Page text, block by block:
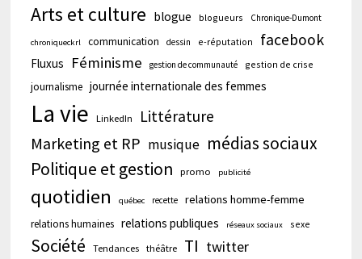
Arts et culture blogue blogueurs Chronique-Dumont
chroniqueckrl communication dessin e-réputation facebook
Fluxus Féminisme gestion de communauté gestion de crise
journalisme journée internationale des femmes
La vie LinkedIn Littérature
Marketing et RP musique médias sociaux
Politique et gestion
promo publicité
quotidien québec recette relations homme-femme
relations humaines relations publiques réseaux sociaux sexe
Société Tendances théâtre TI twitter